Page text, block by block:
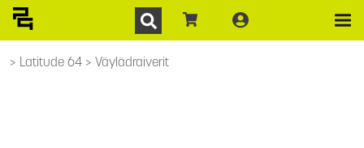
Latitude 64 Väylädraiverit